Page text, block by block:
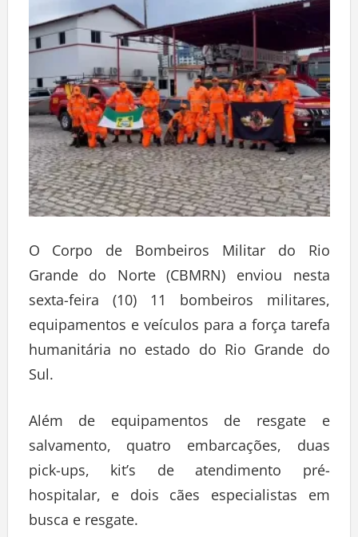
O Corpo de Bombeiros Militar do Rio
Grande do Norte (CBMRN) enviou nesta
sexta-feira (10) 11 bombeiros militares,
equipamentos e veículos para a força tarefa
humanitária no estado do Rio Grande do
Sul.
Além de equipamentos de resgate e
salvamento, quatro embarcações, duas
pick-ups, kit’s de atendimento pré-
hospitalar, e dois cães especialistas em
busca e resgate.